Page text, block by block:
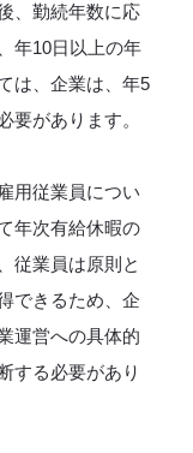
、勤続年数に応
年10日以上の年
は、企業は、年5
要があります。
用従業員につい
年次有給休暇の
従業員は原則と
できるため、企
運営への具体的
する必要があり